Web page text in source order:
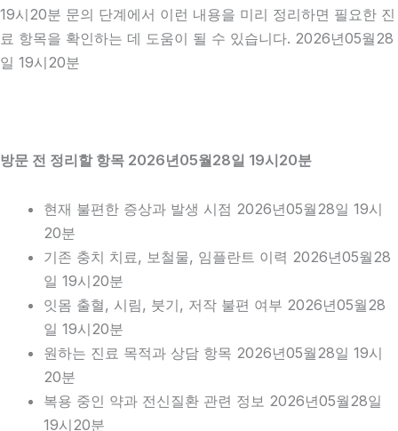
19시20분 문의 단계에서 이런 내용을 미리 정리하면 필요한 진
료 항목을 확인하는 데 도움이 될 수 있습니다. 2026년05월28
일 19시20분
방문 전 정리할 항목 2026년05월28일 19시20분
현재 불편한 증상과 발생 시점 2026년05월28일 19시
20분
기존 충치 치료, 보철물, 임플란트 이력 2026년05월28
일 19시20분
잇몸 출혈, 시림, 붓기, 저작 불편 여부 2026년05월28
일 19시20분
원하는 진료 목적과 상담 항목 2026년05월28일 19시
20분
복용 중인 약과 전신질환 관련 정보 2026년05월28일
19시20분